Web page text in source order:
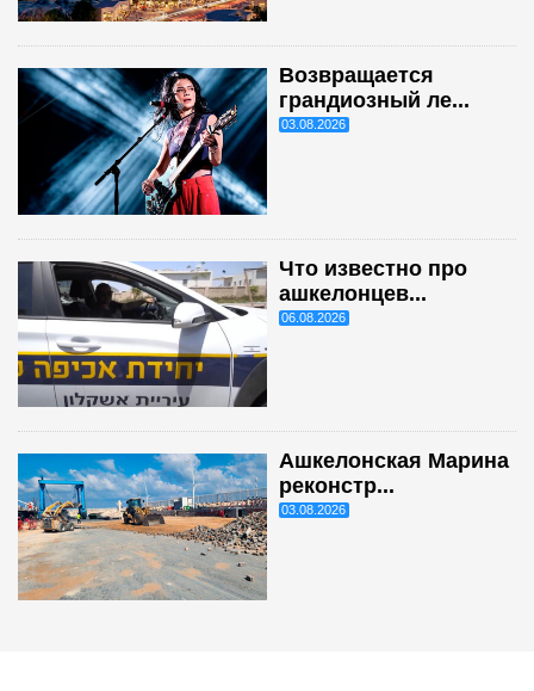
Возвращается
грандиозный ле...
03.08.2026
Что известно про
ашкелонцев...
06.08.2026
Ашкелонская Марина
реконстр...
03.08.2026